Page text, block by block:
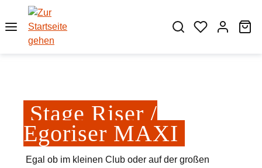
Zum Hauptinhalt springen
Stage Riser /
Egoriser MAXI
Egal ob im kleinen Club oder auf der großen